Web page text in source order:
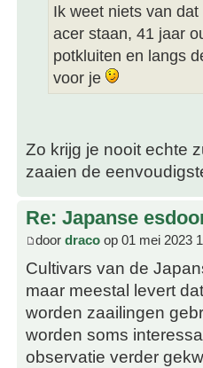
Ik weet niets van
acer staan, 41 jaar
potkluiten en langs
voor je
Zo krijg je nooit echte
zaaien de
Re: Japanse
door draco op 01 mei 2023
Cultivars van de
maar meestal levert
worden zaailingen
worden soms
observatie verder